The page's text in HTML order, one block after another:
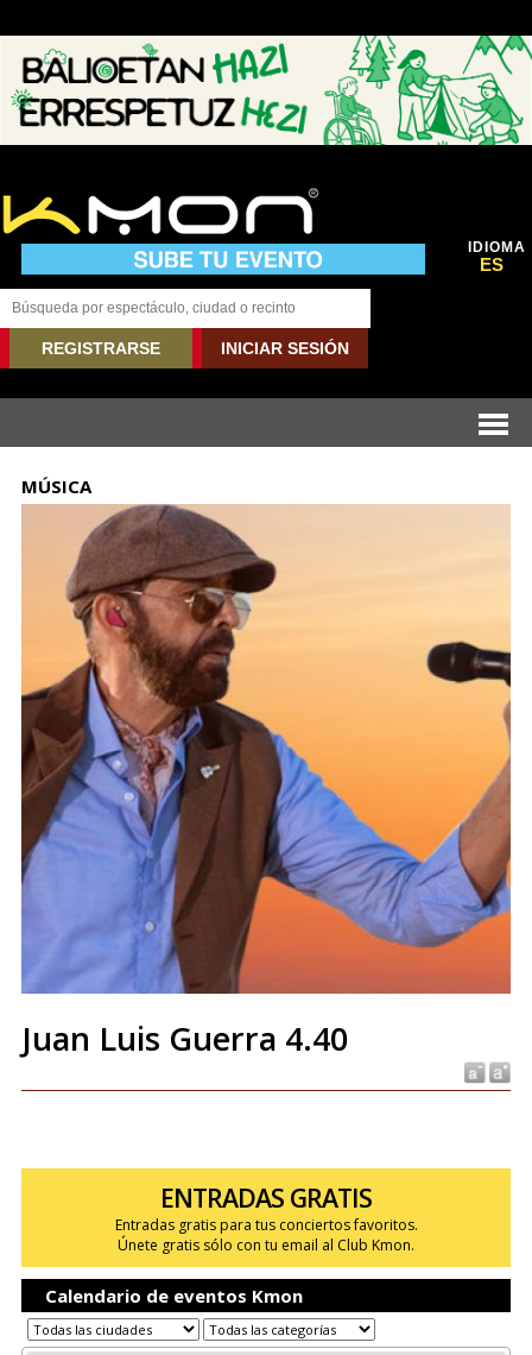
IDIOMA
ES
REGISTRARSE INICIAR SESIÓN
MÚSICA
Juan Luis Guerra 4.40
ENTRADAS GRATIS
Entradas gratis para tus conciertos favoritos.
Únete gratis sólo con tu email al Club Kmon.
Calendario de eventos Kmon